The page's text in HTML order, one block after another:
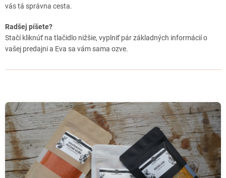
TRSTENÁ - Obchodík Naturali
ŽABOKREKY - Zrnko - Poctivé potraviny
Žabokreky 389, Žabokreky, 038 40
NOVÉ MESTO NAD VÁHOM - Obchodík Nina - zdravá výživa
Hurbanova 760/17, Nové Mesto nad Váhom, 915 01
BANSKÁ BYSTRICA - Veverička
Horná 32, Banská Bystrica, 974 01
DOLNÝ KUBÍN - Bezlepku&zdravá výživa OD KOCKA
vás tá správna cesta.
Radšej píšete?
Stačí kliknúť na tlačidlo nižšie, vyplniť pár základných informácií o
vašej predajni a Eva sa vám sama ozve.